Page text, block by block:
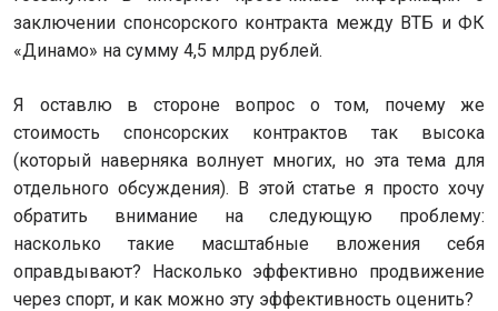
заключении спонсорского контракта между ВТБ и ФК
«Динамо» на сумму 4,5 млрд рублей.
Я оставлю в стороне вопрос о том, почему же
стоимость спонсорских контрактов так высока
(который наверняка волнует многих, но эта тема для
отдельного обсуждения). В этой статье я просто хочу
обратить внимание на следующую проблему:
насколько такие масштабные вложения себя
оправдывают? Насколько эффективно продвижение
через спорт, и как можно эту эффективность оценить?